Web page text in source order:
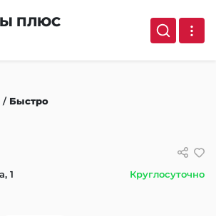
ПЛЮС
/ Быстро
1
Круглосуточно